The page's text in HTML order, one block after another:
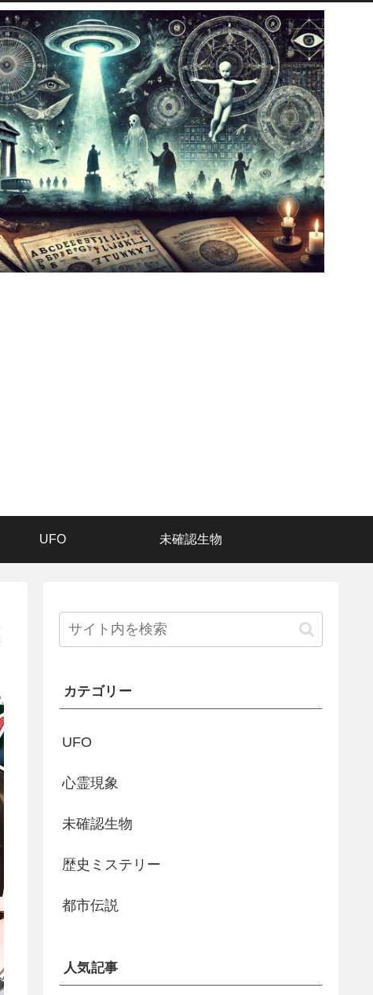
UFO 未確認生物
カテゴリー
UFO
心霊現象
未確認生物
歴史ミステリー
都市伝説
人気記事